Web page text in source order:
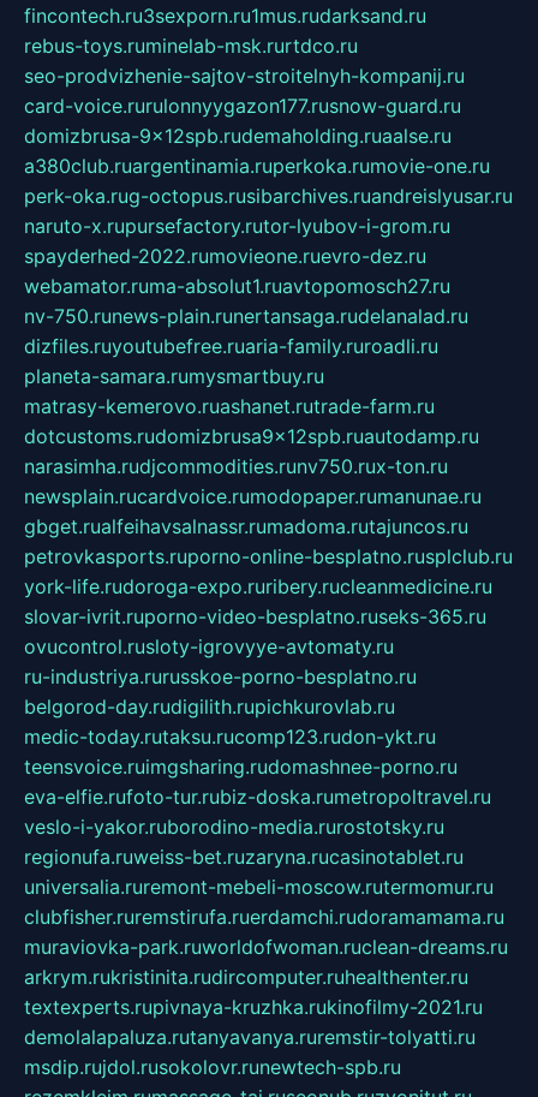
fincontech.ru3sexporn.ru1mus.rudarksand.ru
rebus-toys.ruminelab-msk.rurtdco.ru
seo-prodvizhenie-sajtov-stroitelnyh-kompanij.ru
card-voice.rurulonnyygazon177.rusnow-guard.ru
domizbrusa-9x12spb.rudemaholding.ruaalse.ru
a380club.ruargentinamia.ruperkoka.rumovie-one.ru
perk-oka.rug-octopus.rusibarchives.ruandreislyusar.ru
naruto-x.rupursefactory.rutor-lyubov-i-grom.ru
spayderhed-2022.rumovieone.ruevro-dez.ru
webamator.ruma-absolut1.ruavtopomosch27.ru
nv-750.runews-plain.runertansaga.rudelanalad.ru
dizfiles.ruyoutubefree.ruaria-family.ruroadli.ru
planeta-samara.rumysmartbuy.ru
matrasy-kemerovo.ruashanet.rutrade-farm.ru
dotcustoms.rudomizbrusa9x12spb.ruautodamp.ru
narasimha.rudjcommodities.runv750.rux-ton.ru
newsplain.rucardvoice.rumodopaper.rumanunae.ru
gbget.rualfeihavsalnassr.rumadoma.rutajuncos.ru
petrovkasports.ruporno-online-besplatno.rusplclub.ru
york-life.rudoroga-expo.ruribery.rucleanmedicine.ru
slovar-ivrit.ruporno-video-besplatno.ruseks-365.ru
ovucontrol.rusloty-igrovyye-avtomaty.ru
ru-industriya.rurusskoe-porno-besplatno.ru
belgorod-day.rudigilith.rupichkurovlab.ru
medic-today.rutaksu.rucomp123.rudon-ykt.ru
teensvoice.ruimgsharing.rudomashnee-porno.ru
eva-elfie.rufoto-tur.rubiz-doska.rumetropoltravel.ru
veslo-i-yakor.ruborodino-media.rurostotsky.ru
regionufa.ruweiss-bet.ruzaryna.rucasinotablet.ru
universalia.ruremont-mebeli-moscow.rutermomur.ru
clubfisher.ruremstirufa.ruerdamchi.rudoramamama.ru
muraviovka-park.ruworldofwoman.ruclean-dreams.ru
arkrym.rukristinita.rudircomputer.ruhealthenter.ru
textexperts.rupivnaya-kruzhka.rukinofilmy-2021.ru
demolalapaluza.rutanyavanya.ruremstir-tolyatti.ru
msdip.rujdol.rusokolovr.runewtech-spb.ru